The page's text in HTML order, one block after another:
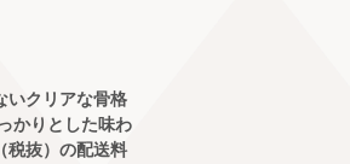
いクリアな骨格
かりとした味わ
税抜）の配送料